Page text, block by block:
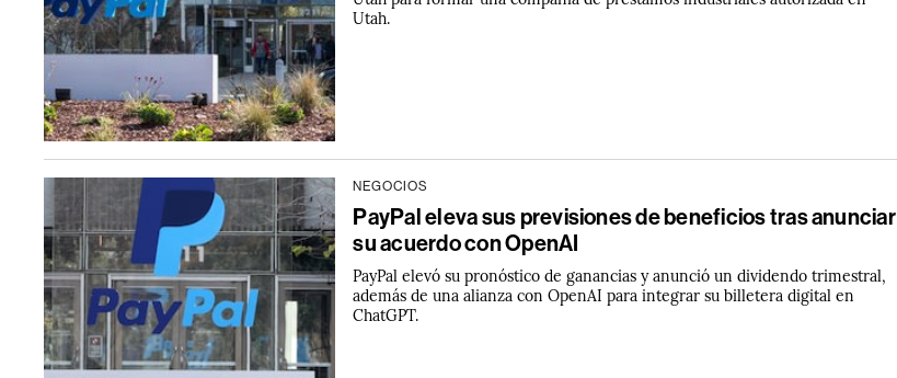
Utah.
NEGOCIOS
PayPal eleva sus previsiones de beneficios tras anunciar
su acuerdo con OpenAI
PayPal elevó su pronóstico de ganancias y anunció un dividendo trimestral,
además de una alianza con OpenAI para integrar su billetera digital en
ChatGPT.